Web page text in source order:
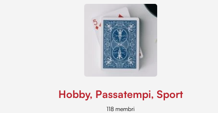
Hobby, Passatempi, Sport
118 membri